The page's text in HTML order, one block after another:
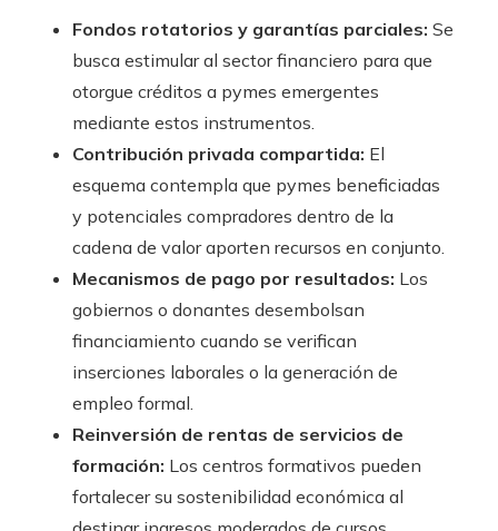
Fondos rotatorios y garantías parciales: Se
busca estimular al sector financiero para que
otorgue créditos a pymes emergentes
mediante estos instrumentos.
Contribución privada compartida: El
esquema contempla que pymes beneficiadas
y potenciales compradores dentro de la
cadena de valor aporten recursos en conjunto.
Mecanismos de pago por resultados: Los
gobiernos o donantes desembolsan
financiamiento cuando se verifican
inserciones laborales o la generación de
empleo formal.
Reinversión de rentas de servicios de
formación: Los centros formativos pueden
fortalecer su sostenibilidad económica al